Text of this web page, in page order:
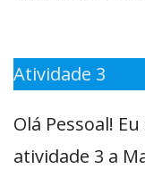
Atividade 3
Olá Pessoal!
atividade 3 a